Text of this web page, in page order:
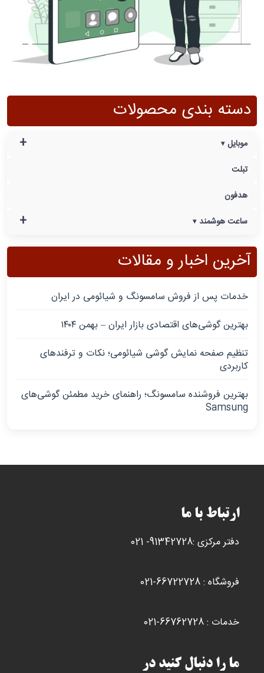
دسته بندی محصولات
+
موبایل
تبلت
هدفون
+ ساعت هوشمند
آخرین اخبار و مقالات
خدمات پس از فروش سامسونگ و شیائومی در ایران
بهترین گوشی‌های اقتصادی بازار ایران – بهمن ۱۴۰۴
تنظیم صفحه نمایش گوشی شیائومی؛ نکات و ترفندهای
کاربردی
بهترین فروشنده سامسونگ؛ راهنمای خرید مطمئن گوشی‌های
Samsung
ارتباط با ما
دفتر مرکزی :91342728- 021
فروشگاه : 66722728-021
خدمات : 66762728-021
ما را دنبال کنید در